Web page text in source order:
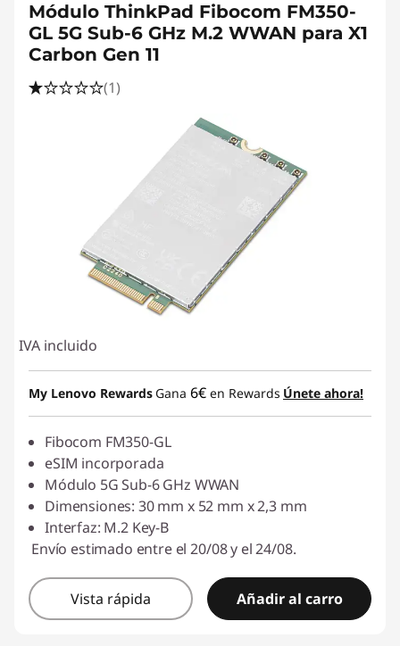
Módulo ThinkPad Fibocom FM350-
GL 5G Sub-6 GHz M.2 WWAN para X1
Carbon Gen 11
(1)
IVA incluido
My Lenovo Rewards Gana 6€ en Rewards Únete ahora!
Fibocom FM350-GL
eSIM incorporada
Módulo 5G Sub-6 GHz WWAN
Dimensiones: 30 mm x 52 mm x 2,3 mm
Interfaz: M.2 Key-B
Envío estimado entre el 20/08 y el 24/08.
Vista rápida Añadir al carro